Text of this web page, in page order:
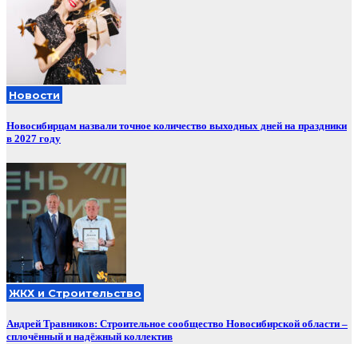
Новости
Новосибирцам назвали точное количество выходных дней на праздники
в 2027 году
ЖКХ и Строительство
Андрей Травников: Строительное сообщество Новосибирской области –
сплочённый и надёжный коллектив